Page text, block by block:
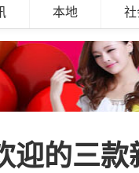
本地 社
迎的三款